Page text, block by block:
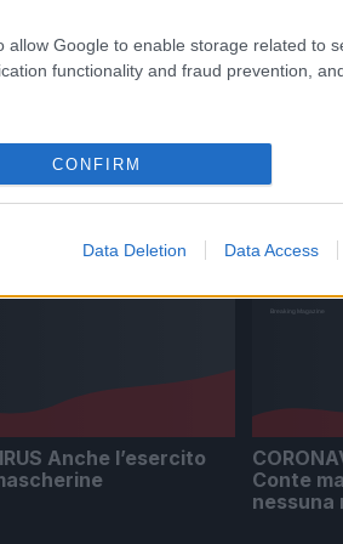
allow Google to enable storage related to
functionality and fraud prevention,
CONFIRM
Data Deletion Data Access
produrrà
6 anni fa
Anche l’esercito
Conte
nessuna